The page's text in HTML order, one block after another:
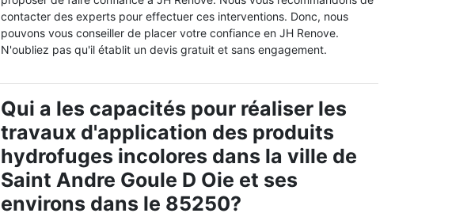
contacter des experts pour effectuer ces interventions. Donc, nous
pouvons vous conseiller de placer votre confiance en JH Renove.
N'oubliez pas qu'il établit un devis gratuit et sans engagement.
Qui a les capacités pour réaliser les
travaux d'application des produits
hydrofuges incolores dans la ville de
Saint Andre Goule D Oie et ses
environs dans le 85250?